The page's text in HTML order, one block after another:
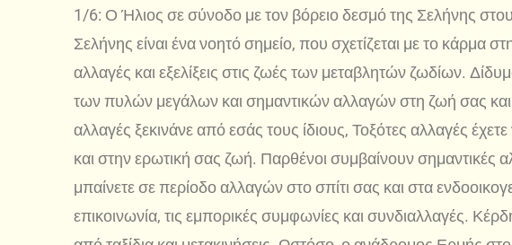
1/6: Ο Ήλιος σε σύνοδο με τον βόρειο δεσμό της Σελήνης
Σελήνης είναι ένα νοητό σημείο, που σχετίζεται με το κάρμα
αλλαγές και εξελίξεις στις ζωές των μεταβλητών ζωδίων.
των πυλών μεγάλων και σημαντικών αλλαγών στη ζωή σας και
αλλαγές ξεκινάνε από εσάς τους ίδιους, Τοξότες αλλαγές
και στην ερωτική σας ζωή. Παρθένοι συμβαίνουν σημαντικές
μπαίνετε σε περίοδο αλλαγών στο σπίτι σας και στα
επικοινωνία, τις εμπορικές συμφωνίες και συνδιαλλαγές.